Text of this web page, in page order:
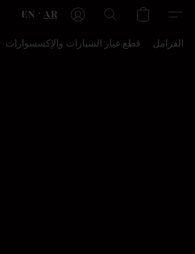
EN AR
قطع غيار السيارات والإكسسوارات الفرامل